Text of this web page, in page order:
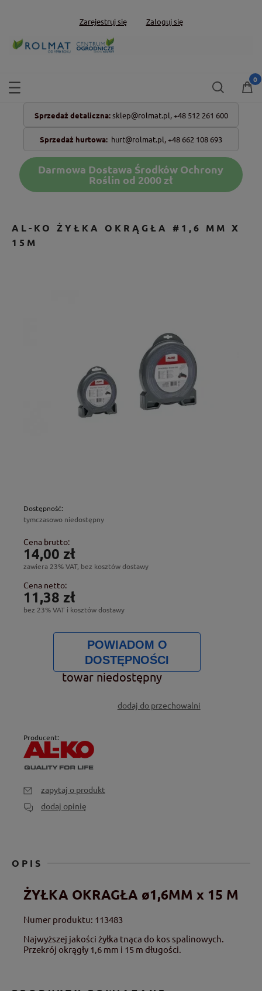
Zarejestruj się Zaloguj się
Sprzedaż detaliczna: sklep@rolmat.pl, +48 512 261 600
Sprzedaż hurtowa: hurt@rolmat.pl,+48 662 108 693
Darmowa Dostawa Środków Ochrony
Roślin od 2000 zł
AL-KO ŻYŁKA OKRĄGŁA #1,6 MM X
15M
Dostępność:
tymczasowo niedostępny
Cena brutto:
14,00 zł
zawiera 23% VAT, bez kosztów dostawy
Cena netto:
11,38 zł
bez 23% VAT i kosztów dostawy
POWIADOM O
DOSTĘPNOŚCI
towar niedostępny
dodaj do przechowalni
Producent:
zapytaj o produkt
dodaj opinię
OPIS
ŻYŁKA OKRAGŁA ø1,6MM x 15 M
Numer produktu: 113483
Najwyższej jakości żyłka tnąca do kos spalinowych.
Przekrój okrągły 1,6 mm i 15 m długości.